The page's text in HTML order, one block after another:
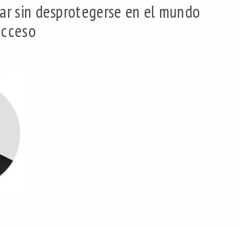
sin desprotegerse en el mundo